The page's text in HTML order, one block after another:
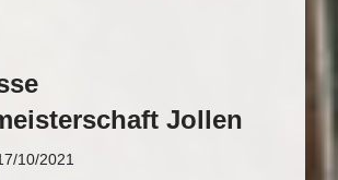
Jollen
10/2021